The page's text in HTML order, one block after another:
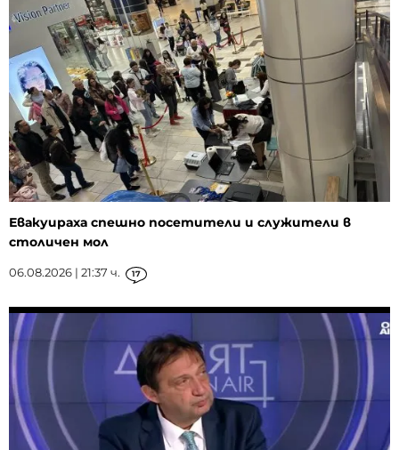
Евакуираха спешно посетители и служители в
столичен мол
06.08.2026 | 21:37 ч. 17